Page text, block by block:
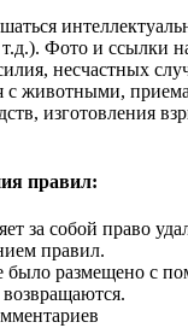
Фото и ссылки
несчастных
с животными,
изготовления
правил:
за собой право
правил.
было размещено с